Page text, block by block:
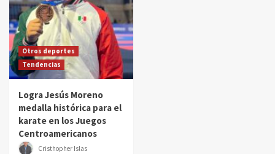
Otros deportes
Tendencias
Logra Jesús Moreno
medalla histórica para el
karate en los Juegos
Centroamericanos
Cristhopher Islas